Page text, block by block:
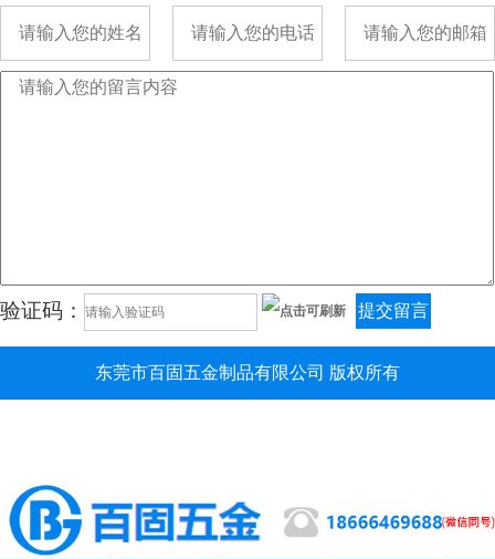
验证码： 提交留言
东莞市百固五金制品有限公司 版权所有